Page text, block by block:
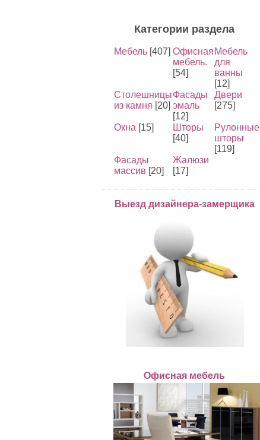
Категории раздела
Мебель [407] Офисная
мебель.
[54]
Мебель
для
ванны
[12]
Столешницы
из камня [20]
Фасады
эмаль
[12]
Двери
[275]
Окна [15]
Шторы
[40]
Рулонные
шторы
[119]
Фасады
массив [20]
Жалюзи
[17]
Выезд дизайнера-замерщика
Офисная мебель